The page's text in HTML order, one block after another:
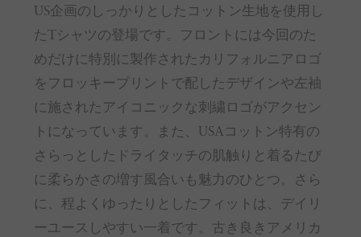
US企画のしっかりとしたコットン生地を使用し
たTシャツの登場です。フロントには今回のた
めだけに特別に製作されたカリフォルニアロゴ
をフロッキープリントで配したデザインや左袖
に施されたアイコニックな刺繍ロゴがアクセン
トになっています。また、USAコットン特有の
さらっとしたドライタッチの肌触りと着るたび
に柔らかさの増す風合いも魅力のひとつ。さら
に、程よくゆったりとしたフィットは、デイリ
ーユースしやすい一着です。古き良きアメリカ